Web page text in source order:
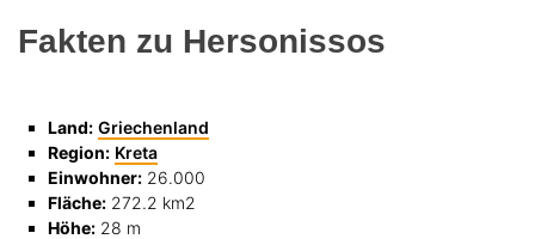
Fakten zu Hersonissos
Land: Griechenland
Region: Kreta
Einwohner: 26.000
Fläche: 272.2 km2
Höhe: 28 m